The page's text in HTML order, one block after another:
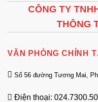
CÔNG TY
THÔNG
VĂN PHÒNG CHÍNH
Số 56 đường Tương Mai,
Điện thoại: